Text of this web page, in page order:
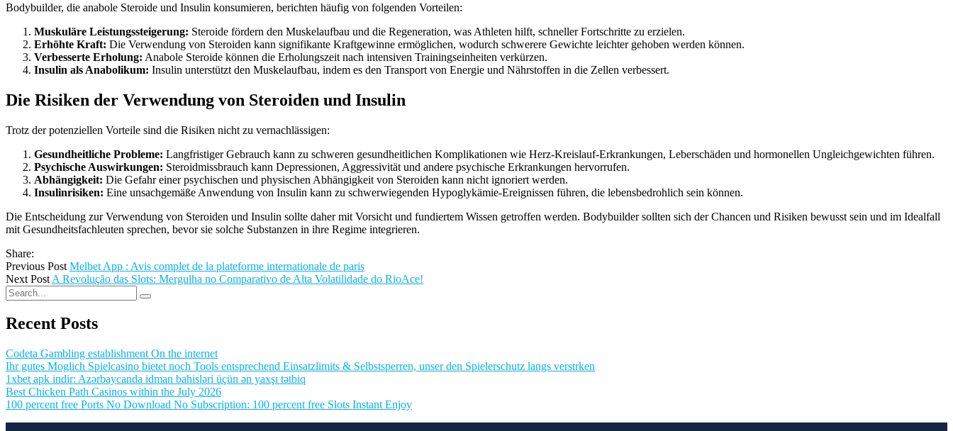
Bodybuilder, die anabole Steroide und Insulin konsumieren, berichten häufig von folgenden Vorteilen:
Muskuläre Leistungssteigerung: Steroide fördern den Muskelaufbau und die Regeneration, was Athleten hilft, schneller Fortschritte zu erzielen.
Erhöhte Kraft: Die Verwendung von Steroiden kann signifikante Kraftgewinne ermöglichen, wodurch schwerere Gewichte leichter gehoben werden können.
Verbesserte Erholung: Anabole Steroide können die Erholungszeit nach intensiven Trainingseinheiten verkürzen.
Insulin als Anabolikum: Insulin unterstützt den Muskelaufbau, indem es den Transport von Energie und Nährstoffen in die Zellen verbessert.
Die Risiken der Verwendung von Steroiden und Insulin
Trotz der potenziellen Vorteile sind die Risiken nicht zu vernachlässigen:
Gesundheitliche Probleme: Langfristiger Gebrauch kann zu schweren gesundheitlichen Komplikationen wie Herz-Kreislauf-Erkrankungen, Leberschäden und hormonellen Ungleichgewichten führen.
Psychische Auswirkungen: Steroidmissbrauch kann Depressionen, Aggressivität und andere psychische Erkrankungen hervorrufen.
Abhängigkeit: Die Gefahr einer psychischen und physischen Abhängigkeit von Steroiden kann nicht ignoriert werden.
Insulinrisiken: Eine unsachgemäße Anwendung von Insulin kann zu schwerwiegenden Hypoglykämie-Ereignissen führen, die lebensbedrohlich sein können.
Die Entscheidung zur Verwendung von Steroiden und Insulin sollte daher mit Vorsicht und fundiertem Wissen getroffen werden. Bodybuilder sollten sich der Chancen und Risiken bewusst sein und im Idealfall
mit Gesundheitsfachleuten sprechen, bevor sie solche Substanzen in ihre Regime integrieren.
Share:
Previous Post Melbet App : Avis complet de la plateforme internationale de paris
Next Post A Revolução das Slots: Mergulha no Comparativo de Alta Volatilidade do RioAce!
Recent Posts
Codeta Gambling establishment On the internet
Ihr gutes Moglich Spielcasino bietet noch Tools entsprechend Einsatzlimits & Selbstsperren, unser den Spielerschutz langs verstrken
1xbet apk indir: Azərbaycanda idman bahisləri üçün ən yaxşı tətbiq
Best Chicken Path Casinos within the July 2026
100 percent free Ports No Download No Subscription: 100 percent free Slots Instant Enjoy